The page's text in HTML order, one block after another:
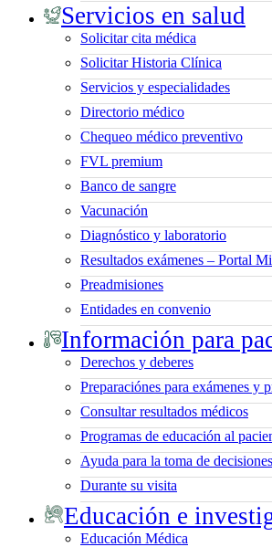
Servicios en salud
Solicitar cita médica
Solicitar Historia Clínica
Servicios y especialidades
Directorio médico
Chequeo médico preventivo
FVL premium
Banco de sangre
Vacunación
Diagnóstico y laboratorio
Resultados exámenes – Portal
Preadmisiones
Entidades en convenio
Información para
Derechos y deberes
Preparaciónes para exámenes y
Consultar resultados médicos
Programas de educación al
Ayuda para la toma de
Durante su visita
Educación e
Educación Médica